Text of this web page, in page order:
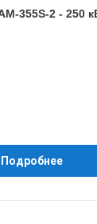
355S-2 - 250
Подробнее